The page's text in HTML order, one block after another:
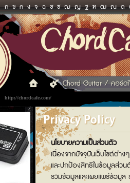
ก ข ค ง จ ฉ ช ซ ฌ ญ ฐ ฑ ฒ ณ ด
http://chordcafe.com/
Chord Guitar / คอร์ด
Privacy Policy
นโยบายความเป็นส่วนตัว
เนื่องจากปัจจุบันเว็บไซต์ต่า
และปกป้องสิทธิในข้อมูลส่วน
รวมข้อมูลและเผยแพร่ข้อมูล